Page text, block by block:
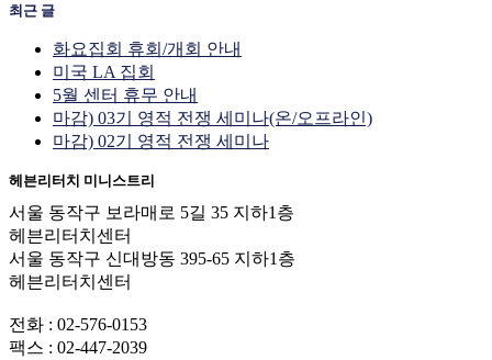
최근 글
화요집회 휴회/개회 안내
미국 LA 집회
5월 센터 휴무 안내
마감) 03기 영적 전쟁 세미나(온/오프라인)
마감) 02기 영적 전쟁 세미나
헤븐리터치 미니스트리
서울 동작구 보라매로 5길 35 지하1층
헤븐리터치센터
서울 동작구 신대방동 395-65 지하1층
헤븐리터치센터
전화 : 02-576-0153
팩스 : 02-447-2039